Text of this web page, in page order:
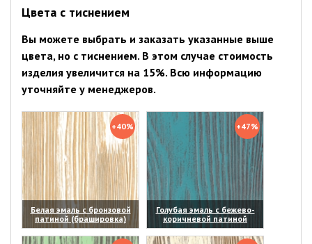
Цвета с тиснением
Вы можете выбрать и заказать указанные выше
цвета, но с тиснением. В этом случае стоимость
изделия увеличится на 15%. Всю информацию
уточняйте у менеджеров.
+40%
Белая эмаль с бронзовой
патиной (брашировка)
(увеличить)
+47%
Голубая эмаль с бежево-
коричневой патиной
(увеличить)